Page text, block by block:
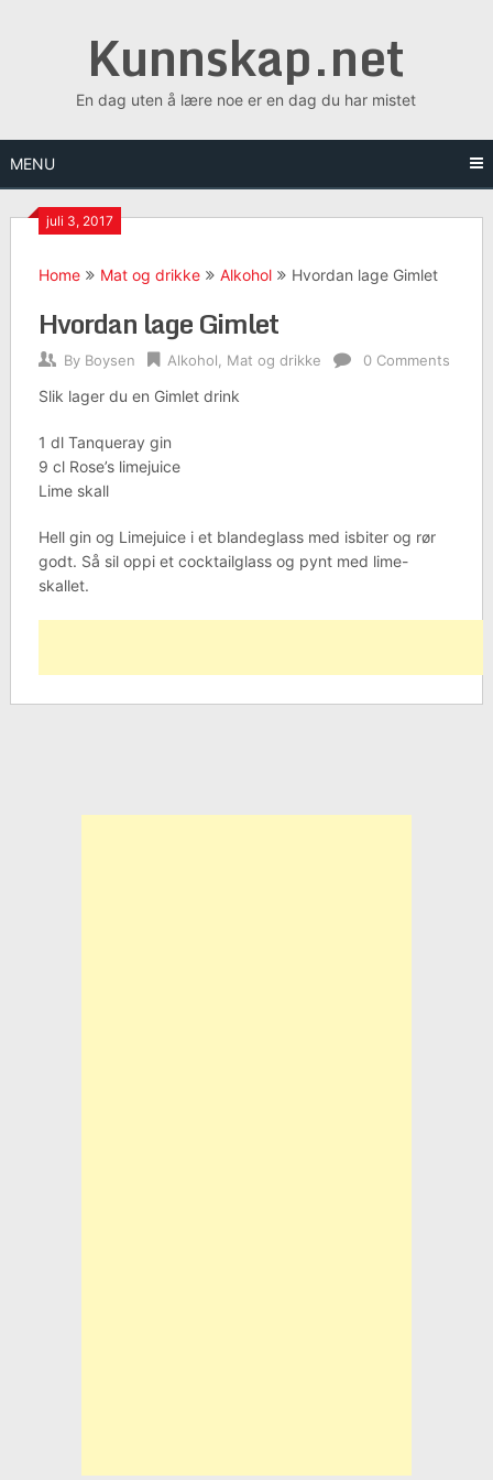
Kunnskap.net
En dag uten å lære noe er en dag du har mistet
MENU
juli 3, 2017
Home Mat og drikke Alkohol Hvordan lage Gimlet
Hvordan lage Gimlet
By Boysen Alkohol Mat og drikke 0 Comments
Slik lager du en Gimlet drink
1 dl Tanqueray gin
9 cl Rose’s limejuice
Lime skall
Hell gin og Limejuice i et blandeglass med isbiter og rør
godt. Så sil oppi et cocktailglass og pynt med lime-
skallet.